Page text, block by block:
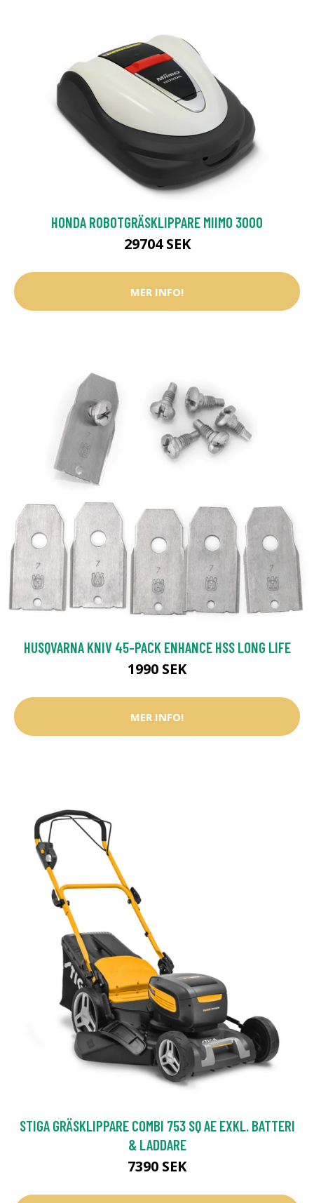
HONDA ROBOTGRÄSKLIPPARE MIIMO 3000
29704 SEK
MER INFO!
HUSQVARNA KNIV 45-PACK ENHANCE HSS LONG LIFE
1990 SEK
MER INFO!
STIGA GRÄSKLIPPARE COMBI 753 SQ AE EXKL. BATTERI
& LADDARE
7390 SEK